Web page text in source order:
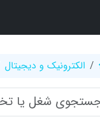
الکترونیک و دیجیتال